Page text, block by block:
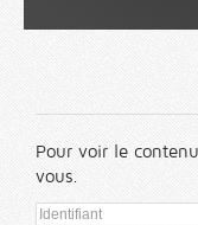
Pour voir le
vous.